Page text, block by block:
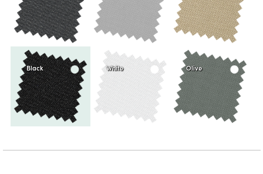
Black White Olive